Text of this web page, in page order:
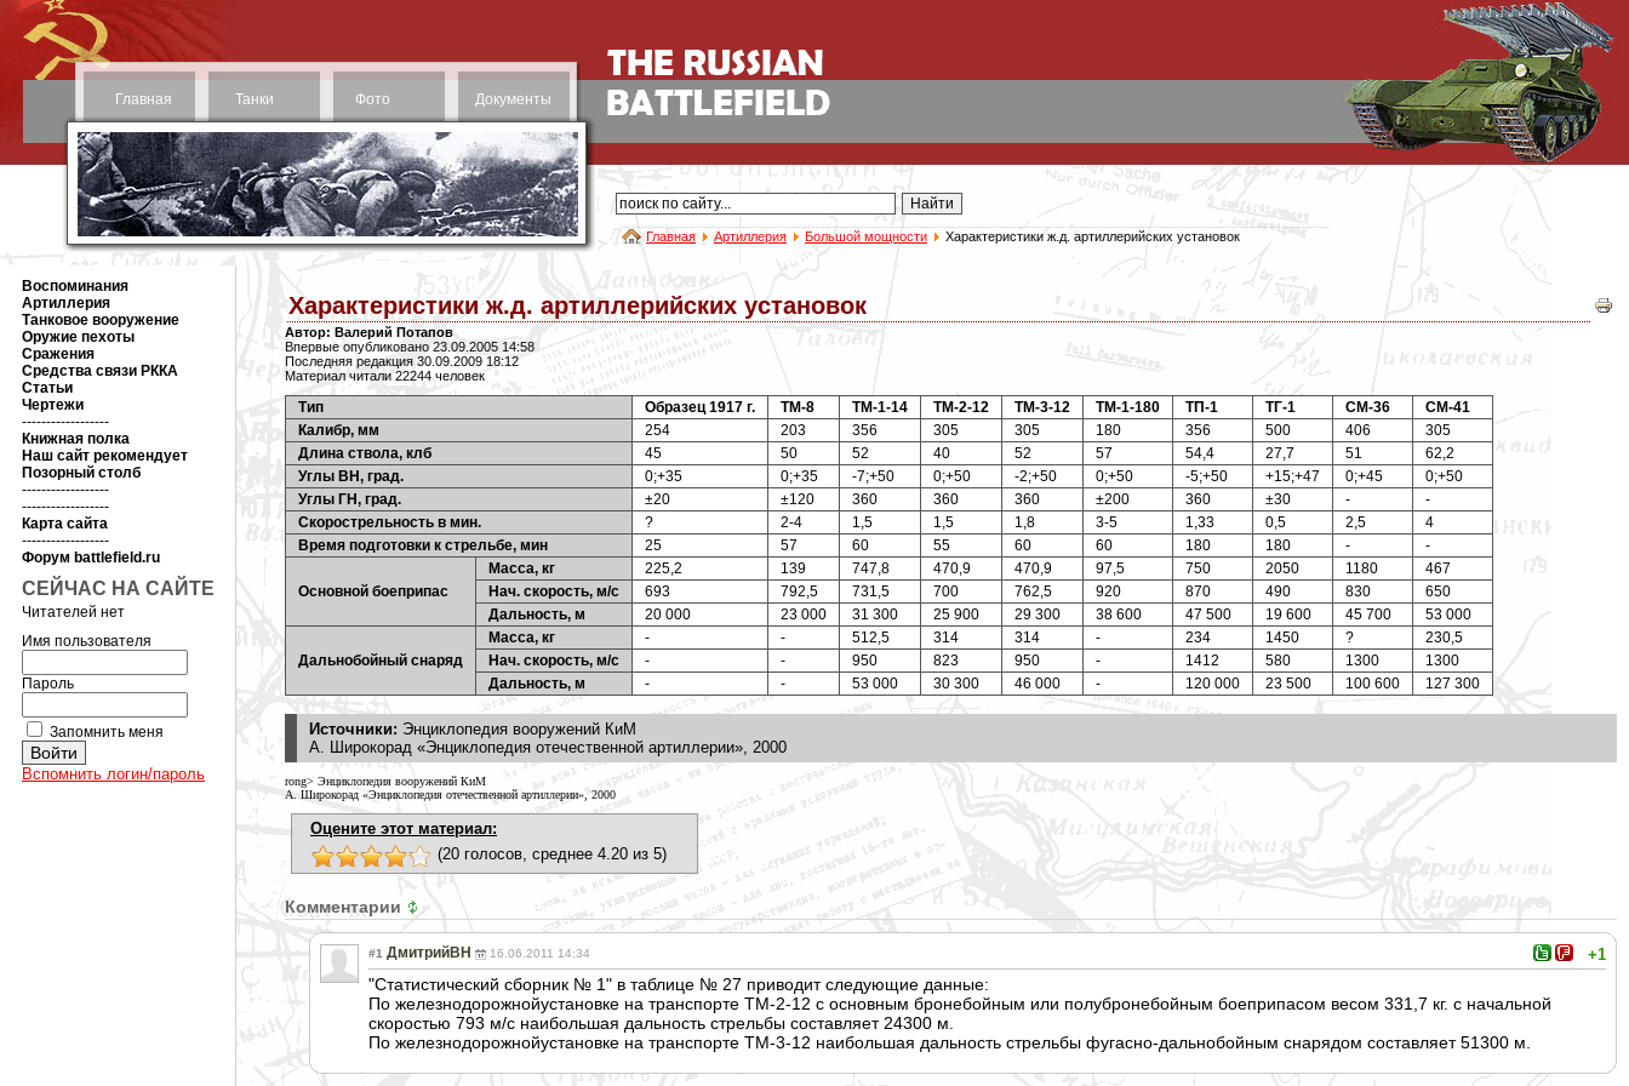
Главная Танки Фото Документы
Главная Артиллерия Большой мощности Характеристики ж.д. артиллерийских установок
Воспоминания
Артиллерия
Танковое вооружение
Оружие пехоты
Сражения
Средства связи РККА
Статьи
Чертежи
------------------
Книжная полка
Наш сайт рекомендует
Позорный столб
------------------
------------------
Карта сайта
------------------
Форум battlefield.ru
СЕЙЧАС НА САЙТЕ
Читателей нет
Имя пользователя
Пароль
Запомнить меня
Вспомнить логин/пароль
Характеристики ж.д. артиллерийских установок
Автор: Валерий Потапов
Впервые опубликовано 23.09.2005 14:58
Последняя редакция 30.09.2009 18:12
Материал читали 22244 человек
Тип Образец 1917 г. ТМ-8 ТМ-1-14 ТМ-2-12 ТМ-3-12 ТМ-1-180 ТП-1 ТГ-1 СМ-36
СМ-41
Калибр, мм
254 203 356 305 305 180 356 500 406
305
Длина ствола, клб
45 50 52 40 52 57 54,4 27,7 51
62,2
Углы ВН, град.
0;+35 0;+35 -7;+50 0;+50 -2;+50 0;+50 -5;+50 +15;+47 0;+45
0;+50
Углы ГН, град.
±20 ±120 360 360 360 ±200 360 ±30 -
-
Скорострельность в мин.
? 2-4 1,5 1,5 1,8 3-5 1,33 0,5 2,5
4
Время подготовки к стрельбе, мин
25 57 60 55 60 60 180 180 - -
Основной боеприпас
Масса, кг 225,2 139 747,8 470,9 470,9 97,5 750 2050 1180
467
Нач. скорость, м/с
693 792,5 731,5 700 762,5 920 870 490 830
650
Дальность, м
20 000 23 000 31 300 25 900 29 300 38 600 47 500 19 600 45 700 53 000
Дальнобойный снаряд
Масса, кг - - 512,5 314 314 - 234 1450 ?
230,5
Нач. скорость, м/с
- - 950 823 950 - 1412 580 1300
1300
Дальность, м
- - 53 000 30 300 46 000 - 120 000 23 500 100 600 127 300
Источники: Энциклопедия вооружений КиМ
А. Широкорад «Энциклопедия отечественной артиллерии», 2000
rong> Энциклопедия вооружений КиМ
А. Широкорад «Энциклопедия отечественной артиллерии», 2000
Оцените этот материал:
(20 голосов, среднее 4.20 из 5)
Комментарии
+1
#1 ДмитрийВН 16.06.2011 14:34
"Статистический сборник № 1" в таблице № 27 приводит следующие данные:
По железнодорожнойустановке на транспорте ТМ-2-12 с основным бронебойным или полубронебойным боеприпасом весом 331,7 кг. с начальной
скоростью 793 м/с наибольшая дальность стрельбы составляет 24300 м.
По железнодорожнойустановке на транспорте ТМ-3-12 наибольшая дальность стрельбы фугасно-дальнобойным снарядом составляет 51300 м.